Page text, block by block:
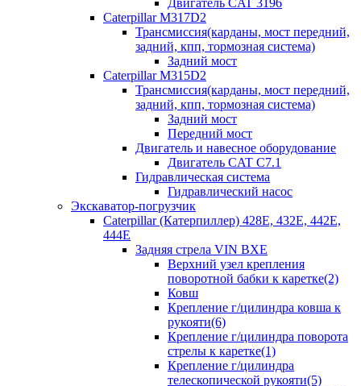
Двигатель CAT 3196
Caterpillar M317D2
Трансмиссия(карданы, мост передний,
задний, кпп, тормозная система)
Задний мост
Caterpillar M315D2
Трансмиссия(карданы, мост передний,
задний, кпп, тормозная система)
Задний мост
Передний мост
Двигатель и навесное оборудование
Двигатель CAT C7.1
Гидравлическая система
Гидравлический насос
Экскаватор-погрузчик
Caterpillar (Катерпиллер) 428E, 432E, 442E,
444E
Задняя стрела VIN BXE
Верхний узел крепления
поворотной бабки к каретке(2)
Ковш
Крепление г/цилиндра ковша к
рукояти(6)
Крепление г/цилиндра поворота
стрелы к каретке(1)
Крепление г/цилиндра
телескопической рукояти(5)